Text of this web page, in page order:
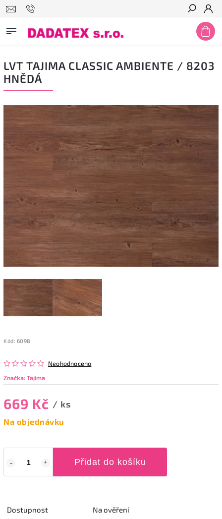
Hledat
LVT TAJIMA CLASSIC AMBIENTE / 8203
HNĚDÁ
Kód: 6098
Neohodnoceno
Značka:Tajima
669 Kč / ks
Na objednávku
Přidat do košíku
Dostupnost
Na ověření